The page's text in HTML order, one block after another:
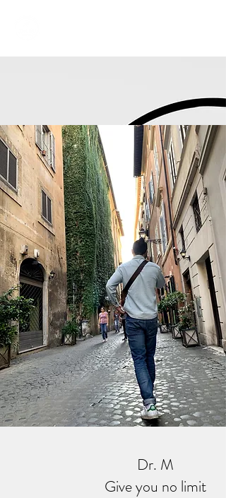
Dr. M
Give you no limit